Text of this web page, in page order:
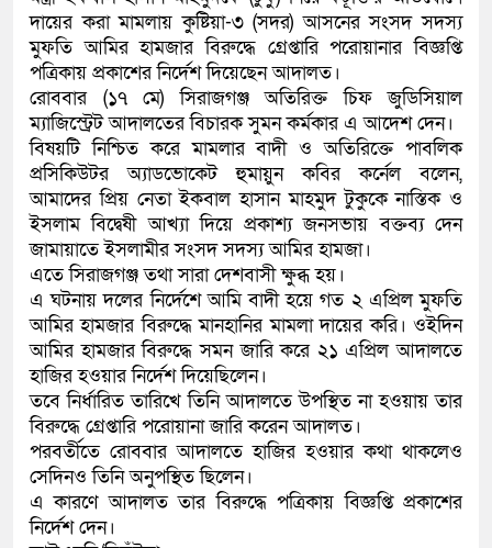
কলিমউল্লাহকে (ভিডিও)
দায়ের করা মামলায় কুষ্টিয়া-৩ (সদর) আসনের সংসদ সদস্য
মুফতি আমির হামজার বিরুদ্ধে গ্রেপ্তারি পরোয়ানার বিজ্ঞপ্তি
পত্রিকায় প্রকাশের নির্দেশ দিয়েছেন আদালত।
রোববার (১৭ মে) সিরাজগঞ্জ অতিরিক্ত চিফ জুডিসিয়াল
ম্যাজিস্ট্রেট আদালতের বিচারক সুমন কর্মকার এ আদেশ দেন।
বিষয়টি নিশ্চিত করে মামলার বাদী ও অতিরিক্তে পাবলিক
প্রসিকিউটর অ্যাডভোকেট হুমায়ুন কবির কর্নেল বলেন,
আমাদের প্রিয় নেতা ইকবাল হাসান মাহমুদ টুকুকে নাস্তিক ও
ইসলাম বিদ্বেষী আখ্যা দিয়ে প্রকাশ্য জনসভায় বক্তব্য দেন
জামায়াতে ইসলামীর সংসদ সদস্য আমির হামজা।
এতে সিরাজগঞ্জ তথা সারা দেশবাসী ক্ষুব্ধ হয়।
এ ঘটনায় দলের নির্দেশে আমি বাদী হয়ে গত ২ এপ্রিল মুফতি
আমির হামজার বিরুদ্ধে মানহানির মামলা দায়ের করি। ওইদিন
আমির হামজার বিরুদ্ধে সমন জারি করে ২১ এপ্রিল আদালতে
হাজির হওয়ার নির্দেশ দিয়েছিলেন।
তবে নির্ধারিত তারিখে তিনি আদালতে উপস্থিত না হওয়ায় তার
বিরুদ্ধে গ্রেপ্তারি পরোয়ানা জারি করেন আদালত।
পরবর্তীতে রোববার আদালতে হাজির হওয়ার কথা থাকলেও
সেদিনও তিনি অনুপস্থিত ছিলেন।
এ কারণে আদালত তার বিরুদ্ধে পত্রিকায় বিজ্ঞপ্তি প্রকাশের
নির্দেশ দেন।